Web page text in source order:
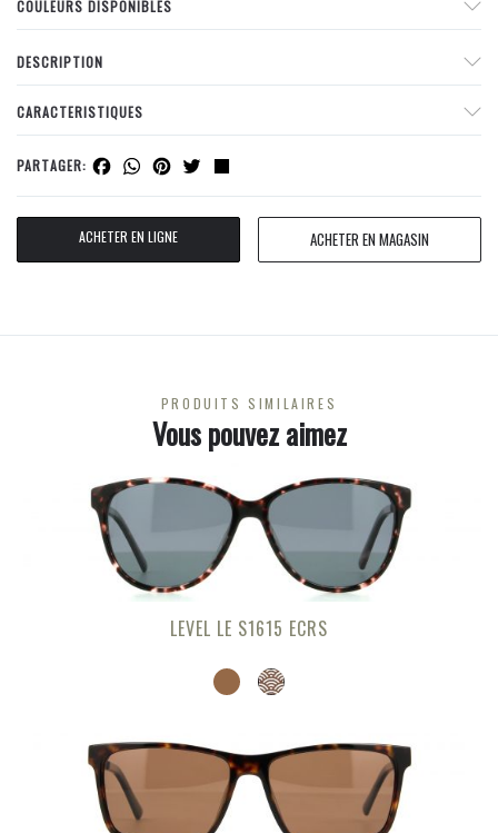
COULEURS DISPONIBLES
DESCRIPTION
CARACTERISTIQUES
PARTAGER: Facebook
WhatsApp
Pinterest
Twitter
ACHETER EN LIGNE ACHETER EN MAGASIN
PRODUITS SIMILAIRES
Vous pouvez aimez
LEVEL LE S1615 ECRS